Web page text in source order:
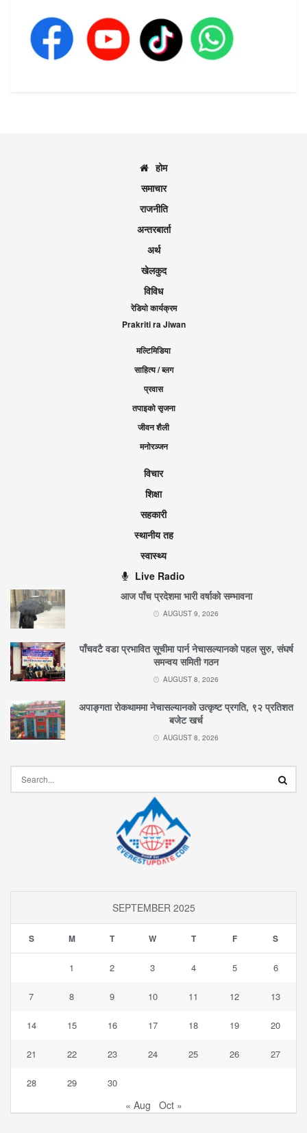
होम
समाचार
राजनीति
अन्तरबार्ता
अर्थ
खेलकुद
विविध
रेडियो कार्यक्रम
Prakriti ra Jiwan
मल्टिमिडिया
साहित्य / ब्लग
प्रवास
तपाइको सृजना
जीवन शैली
मनोरञ्जन
विचार
शिक्षा
सहकारी
स्थानीय तह
स्वास्थ्य
Live Radio
आज पाँच प्रदेशमा भारी वर्षाको सम्भावना
AUGUST 9, 2026
पाँचवटै वडा प्रभावित सूचीमा पार्न नेचासल्यानको पहल सुरु, संघर्ष
समन्वय समिती गठन
AUGUST 8, 2026
अपाङ्गता रोकथाममा नेचासल्यानको उत्कृष्ट प्रगति, ९२ प्रतिशत
बजेट खर्च
AUGUST 8, 2026
SEPTEMBER 2025
S M T W T F S
1 2 3 4 5 6
7 8 9 10 11 12 13
14 15 16 17 18 19 20
21 22 23 24 25 26 27
28 29 30
« Aug Oct »